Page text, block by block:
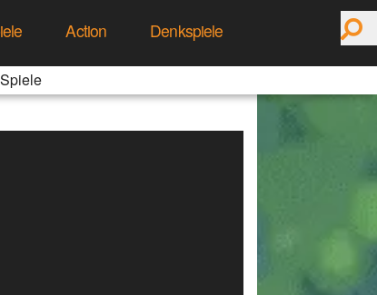
Action
Denkspiele